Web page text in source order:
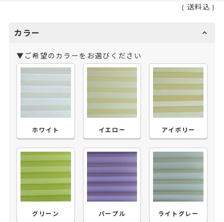
送料込
カラー
▼ご希望のカラーをお選びください
ホワイト イエロー アイボリー
グリーン パープル ライトグレー